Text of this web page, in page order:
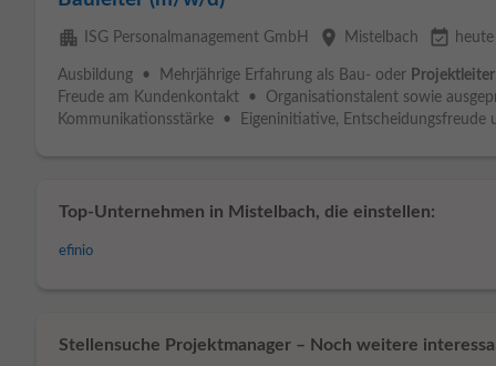
apartment ISG Personalmanagement GmbH place Mistelbach event_available heute
Ausbildung • Mehrjährige Erfahrung als Bau- oder Projektleiter
Freude am Kundenkontakt • Organisationstalent sowie
Kommunikationsstärke • Eigeninitiative, Entscheidungsfreude
Top-Unternehmen in Mistelbach, die einstellen:
efinio
Stellensuche Projektmanager – Noch weitere